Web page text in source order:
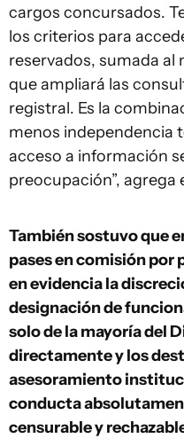
cargos concursados.
los criterios para
reservados, sumada al
que ampliará las
registral. Es la
menos independencia
acceso a información
preocupación”, agrega
También sostuvo que
pases en comisión por
en evidencia la
designación de
solo de la mayoría del
directamente y los
asesoramiento
conducta
censurable y